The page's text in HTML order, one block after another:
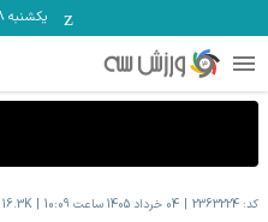
یکشنبه ۱۸ مرداد
کد: 2363224 04 خرداد 1405 ساعت 10:09 16.3K